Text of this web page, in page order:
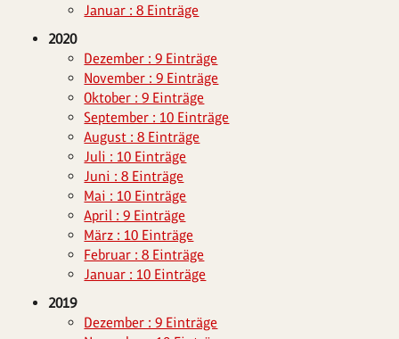
Januar : 8 Einträge
2020
Dezember : 9 Einträge
November : 9 Einträge
Oktober : 9 Einträge
September : 10 Einträge
August : 8 Einträge
Juli : 10 Einträge
Juni : 8 Einträge
Mai : 10 Einträge
April : 9 Einträge
März : 10 Einträge
Februar : 8 Einträge
Januar : 10 Einträge
2019
Dezember : 9 Einträge